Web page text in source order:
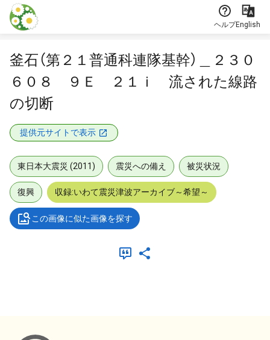
本文に飛ぶ
ヘルプEnglish
釜石（第２１普通科連隊基幹）＿２３０
６０８ ９Ｅ ２１ｉ 流された線路
の切断
提供元サイトで表示
東日本大震災 (2011) 震災への備え 被災状況
復興 収録:いわて震災津波アーカイブ～希望～
この画像に似た画像を探す